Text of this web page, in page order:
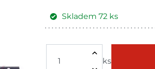
ks
Skladem 72 ks
Sázavou